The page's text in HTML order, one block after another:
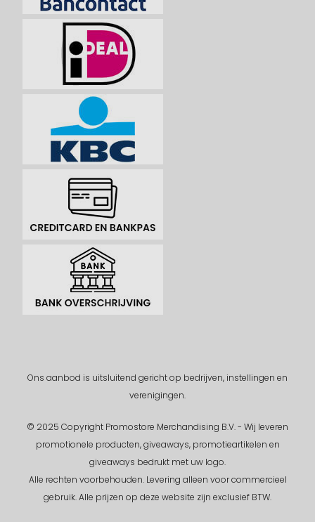
Ons aanbod is uitsluitend gericht op bedrijven, instellingen en
verenigingen.
© 2025 Copyright Promostore Merchandising B.V. - Wij leveren
promotionele producten, giveaways, promotieartikelen en
giveaways bedrukt met uw logo.
Alle rechten voorbehouden.Levering alleen voor commercieel
gebruik. Alle prijzen op deze website zijn exclusief BTW.